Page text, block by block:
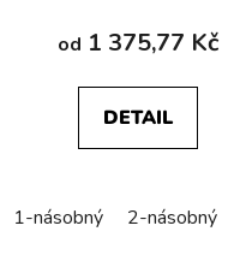
od 1 375,77 Kč
DETAIL
1-násobný 2-násobný